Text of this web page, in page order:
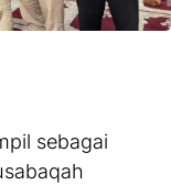
sebagai